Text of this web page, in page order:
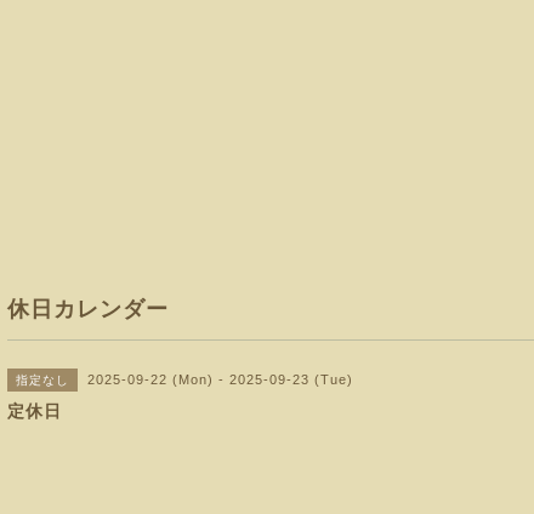
休日カレンダー
指定なし 2025-09-22 (Mon) - 2025-09-23 (Tue)
定休日